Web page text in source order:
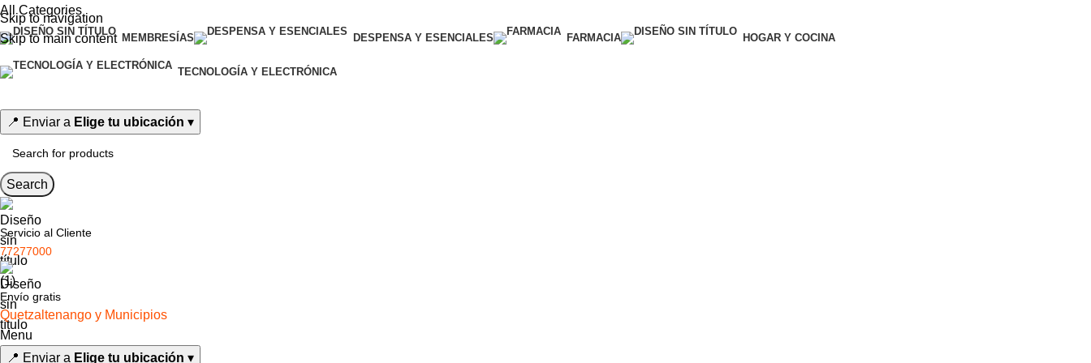
Skip to navigation
Skip to main content
All Categories
MEMBRESÍAS DESPENSA Y ESENCIALES FARMACIA HOGAR Y COCINA
TECNOLOGÍA Y ELECTRÓNICA
📍 Enviar a Elige tu ubicación ▾
Search
Servicio al Cliente
77277000
Envío gratis
Quetzaltenango y Municipios
Menu
📍 Enviar a Elige tu ubicación ▾